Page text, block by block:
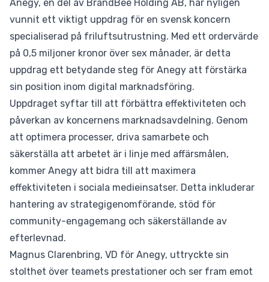
Anegy, en del av BrandBee Holding AB, har nyligen
vunnit ett viktigt uppdrag för en svensk koncern
specialiserad på friluftsutrustning. Med ett ordervärde
på 0,5 miljoner kronor över sex månader, är detta
uppdrag ett betydande steg för Anegy att förstärka
sin position inom digital marknadsföring.
Uppdraget syftar till att förbättra effektiviteten och
påverkan av koncernens marknadsavdelning. Genom
att optimera processer, driva samarbete och
säkerställa att arbetet är i linje med affärsmålen,
kommer Anegy att bidra till att maximera
effektiviteten i sociala medieinsatser. Detta inkluderar
hantering av strategigenomförande, stöd för
community-engagemang och säkerställande av
efterlevnad.
Magnus Clarenbring, VD för Anegy, uttryckte sin
stolthet över teamets prestationer och ser fram emot